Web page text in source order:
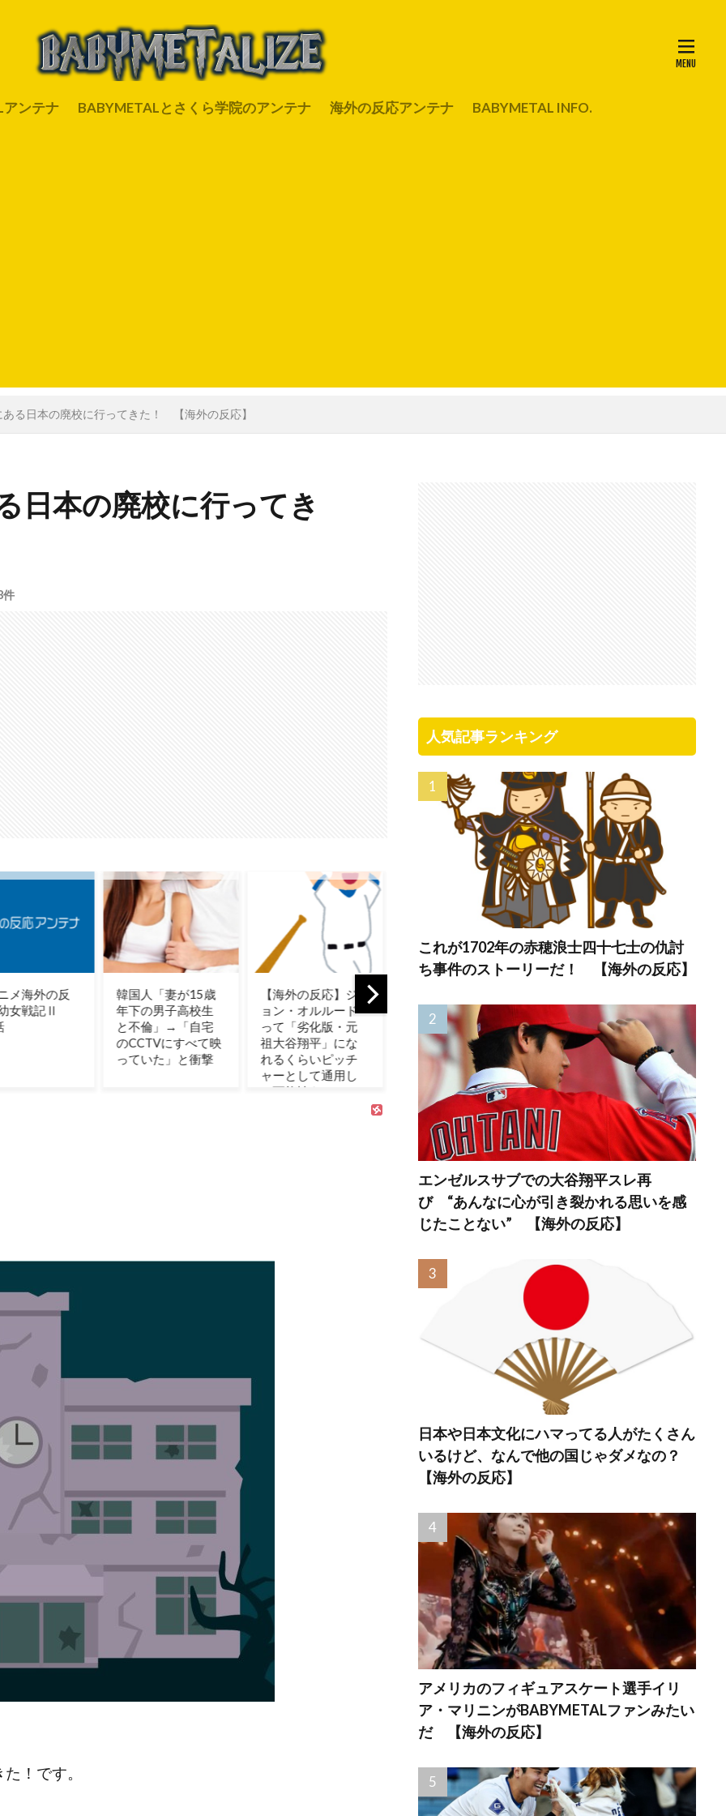
アンテナ BABYMETALとさくら学院のアンテナ 海外の反応アンテナ BABYMETAL INFO.
る日本の廃校に行ってきた！ 【海外の反応】
日本の廃校に行ってき
件
韓国人「妻が15歳
年下の男子高校生
と不倫」→「自宅
のCCTVにすべて映
っていた」と衝撃
【海外の反応】ジ
ョン・オルルード
って「劣化版・元
祖大谷翔平」にな
れるくらいピッチ
ャーとして通用し
韓国人「悲報：日
本と韓国の立場が
完全に逆転してし
まった模様…」
→「日本を笑って
見てたのに…（ﾌﾞﾙ
メは世界観や設定
の作り込みが半端
じゃない…！」外国
人を夢中ににする
世界観の作品と
は・・・？ 海外
の反応
の国で異性の服を
着てたらどう思わ
れる？」
！です。
人気記事ランキング
これが1702年の赤穂浪士四十七士の仇討
ち事件のストーリーだ！ 【海外の反応】
エンゼルスサブでの大谷翔平スレ再
び “あんなに心が引き裂かれる思いを感
じたことない” 【海外の反応】
日本や日本文化にハマってる人がたくさん
いるけど、なんで他の国じゃダメなの？
【海外の反応】
アメリカのフィギュアスケート選手イリ
ア・マリニンがBABYMETALファンみたい
だ 【海外の反応】